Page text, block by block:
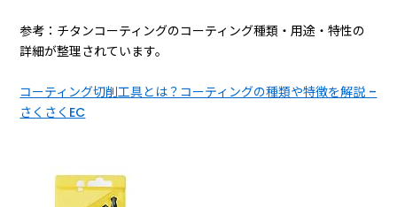
参考：チタンコーティングのコーティング種類・用途・特性の
詳細が整理されています。
コーティング切削工具とは？コーティングの種類や特徴を解説 –
さくさくEC